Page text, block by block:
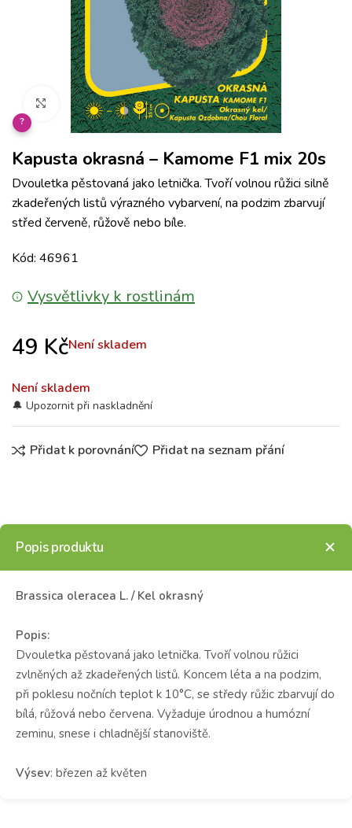
Klikněte pro zvětšení
?
Kapusta okrasná – Kamome F1 mix 20s
Dvouletka pěstovaná jako letnička. Tvoří volnou růžici silně
zkadeřených listů výrazného vybarvení, na podzim zbarvují
střed červeně, růžově nebo bíle.
Kód: 46961
Vysvětlivky k rostlinám
49 KčNení skladem
Není skladem
Přidat k porovnání Přidat na seznam přání
Popis produktu
Brassica oleracea L. / Kel okrasný
Popis:
Dvouletka pěstovaná jako letnička. Tvoří volnou růžici
zvlněných až zkadeřených listů. Koncem léta a na podzim,
při poklesu nočních teplot k 10°C, se středy růžic zbarvují do
bílá, růžová nebo červena. Vyžaduje úrodnou a humózní
zeminu, snese i chladnější stanoviště.
Výsev: březen až květen